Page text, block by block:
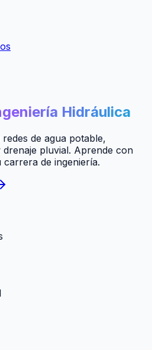
Hidráulica
de agua potable,
pluvial. Aprende con
de ingeniería.